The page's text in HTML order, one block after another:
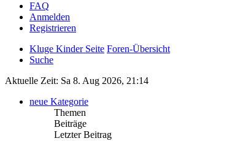
FAQ
Anmelden
Registrieren
Kluge Kinder Seite Foren-Übersicht
Suche
Aktuelle Zeit: Sa 8. Aug 2026, 21:14
neue Kategorie
Themen
Beiträge
Letzter Beitrag